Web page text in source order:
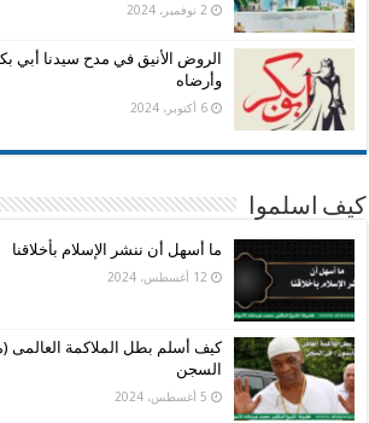
2 نوفمبر، 2024
الروض الأنيق في مدح سيدنا أبي
وأرضاه
6 أكتوبر، 2024
كيف اسلموا
ما أسهل أن ننشر الإسلام بأخلاقنا
12 أغسطس، 2024
كيف أسلم بطل الملاكمة العالمى
السجن
5 أغسطس، 2024